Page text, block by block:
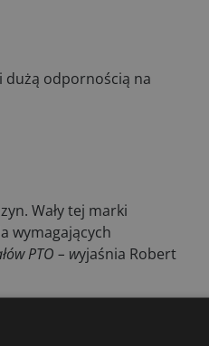
dużą odpornością na
Wały tej marki
wymagających
PTO – wyjaśnia Robert